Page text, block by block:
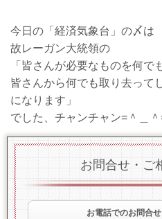
今日の「経済気象台」の〆は
故レーガン大統領の
「皆さんが必要なものを何で
皆さんから何でも取り去って
になります」
でした、チャンチャン=＾＿
お問合せ・ご
お電話でのお問合